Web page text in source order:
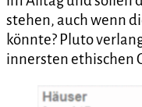
stehen, auch wenn
könnte? Pluto
innersten ethischen